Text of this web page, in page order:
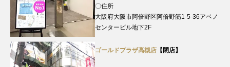
〇住所
大阪府大阪市阿倍野区阿倍野筋1-5-36アベノ
センタービル地下2F
ゴールドプラザ高槻店 【閉店】